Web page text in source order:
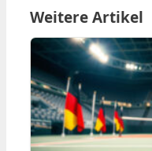
Weitere Artikel